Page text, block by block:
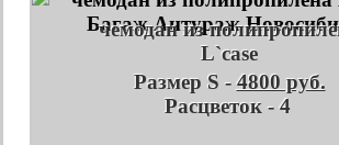
чемодан из
L`case
Размер S -4800 руб.
Расцветок - 4